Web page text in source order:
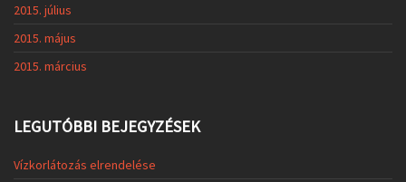
2015. július
2015. május
2015. március
LEGUTÓBBI BEJEGYZÉSEK
Vízkorlátozás elrendelése